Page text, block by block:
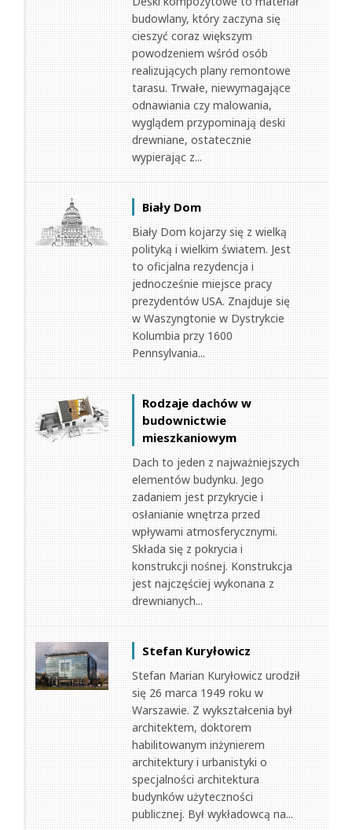
budowlany, który zaczyna się
cieszyć coraz większym
powodzeniem wśród osób
realizujących plany remontowe
tarasu. Trwałe, niewymagające
odnawiania czy malowania,
wyglądem przypominają deski
drewniane, ostatecznie
wypierając z...
Biały Dom
Biały Dom kojarzy się z wielką
polityką i wielkim światem. Jest
to oficjalna rezydencja i
jednocześnie miejsce pracy
prezydentów USA. Znajduje się
w Waszyngtonie w Dystrykcie
Kolumbia przy 1600
Pennsylvania...
Rodzaje dachów w
budownictwie
mieszkaniowym
Dach to jeden z najważniejszych
elementów budynku. Jego
zadaniem jest przykrycie i
osłanianie wnętrza przed
wpływami atmosferycznymi.
Składa się z pokrycia i
konstrukcji nośnej. Konstrukcja
jest najczęściej wykonana z
drewnianych...
Stefan Kuryłowicz
Stefan Marian Kuryłowicz urodził
się 26 marca 1949 roku w
Warszawie. Z wykształcenia był
architektem, doktorem
habilitowanym inżynierem
architektury i urbanistyki o
specjalności architektura
budynków użyteczności
publicznej. Był wykładowcą na...